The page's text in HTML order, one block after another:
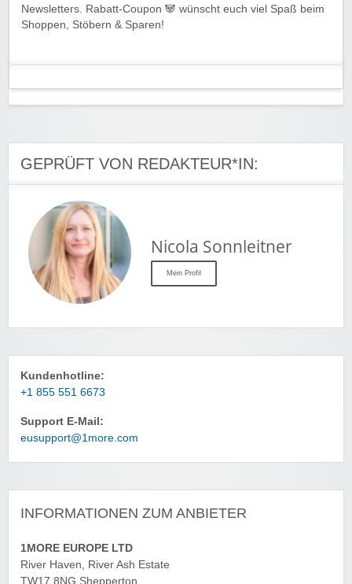
Newsletters. Rabatt-Coupon 🐼 wünscht euch viel Spaß beim
Shoppen, Stöbern & Sparen!
GEPRÜFT VON REDAKTEUR*IN:
Nicola Sonnleitner
Mein Profil
Kundenhotline:
+1 855 551 6673
Support E-Mail:
eusupport@1more.com
INFORMATIONEN ZUM ANBIETER
1MORE EUROPE LTD
River Haven, River Ash Estate
TW17 8NG Shepperton